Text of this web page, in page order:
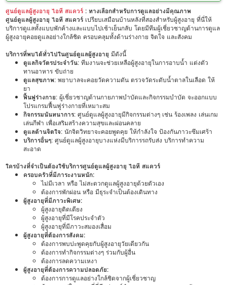
ศูนย์ดูแลผู้สูงอายุ ไอที สแควร์ : ทางเลือกสำหรับการดูแลอย่างมีคุณภาพ
ศูนย์ดูแลผู้สูงอายุ ไอที สแควร์ เปรียบเสมือนบ้านหลังที่สองสำหรับผู้สูงอายุ ที่นี่ให้
บริการดูแลทั้งแบบพักค้างและแบบไปเช้าเย็นกลับ โดยมีทีมผู้เชี่ยวชาญด้านการดูแล
ผู้สูงอายุคอยดูแลอย่างใกล้ชิด ครอบคลุมทั้งด้านร่างกาย จิตใจ และสังคม
บริการที่พบได้ทั่วไปในศูนย์ดูแลผู้สูงอายุ มีดังนี้
ดูแลกิจวัตรประจำวัน: ทีมงานจะช่วยเหลือผู้สูงอายุในการอาบน้ำ แต่งตัว
ทานอาหาร ขับถ่าย
ดูแลสุขภาพ: พยาบาลจะคอยวัดความดัน ตรวจวัดระดับน้ำตาลในเลือด ให้
ยา
ฟื้นฟูร่างกาย: ผู้เชี่ยวชาญด้านกายภาพบำบัดและกิจกรรมบำบัด จะออกแบบ
โปรแกรมฟื้นฟูร่างกายที่เหมาะสม
กิจกรรมนันทนาการ: ศูนย์ดูแลผู้สูงอายุมีกิจกรรมต่างๆ เช่น ร้องเพลง เล่นเกม
เล่นกีฬา เพื่อเสริมสร้างความสุขและผ่อนคลาย
ดูแลด้านจิตใจ: นักจิตวิทยาจะคอยพูดคุย ให้กำลังใจ ป้องกันภาวะซึมเศร้า
บริการอื่นๆ: ศูนย์ดูแลผู้สูงอายุบางแห่งมีบริการรถรับส่ง บริการทำความ
สะอาด
ใครบ้างที่จำเป็นต้องใช้บริการศูนย์ดูแลผู้สูงอายุ ไอที สแควร์
ครอบครัวที่มีภาระงานหนัก:
ไม่มีเวลา หรือ ไม่สะดวกดูแลผู้สูงอายุด้วยตัวเอง
ต้องการพักผ่อน หรือ มีธุระจำเป็นต้องเดินทาง
ผู้สูงอายุที่มีภาวะพิเศษ:
ผู้สูงอายุติดเตียง
ผู้สูงอายุที่มีโรคประจำตัว
ผู้สูงอายุที่มีภาวะสมองเสื่อม
ผู้สูงอายุที่ต้องการสังคม:
ต้องการพบปะพูดคุยกับผู้สูงอายุวัยเดียวกัน
ต้องการทำกิจกรรมต่างๆ ร่วมกับผู้อื่น
ต้องการลดความเหงา
ผู้สูงอายุที่ต้องการความปลอดภัย:
ต้องการการดูแลอย่างใกล้ชิดจากผู้เชี่ยวชาญ